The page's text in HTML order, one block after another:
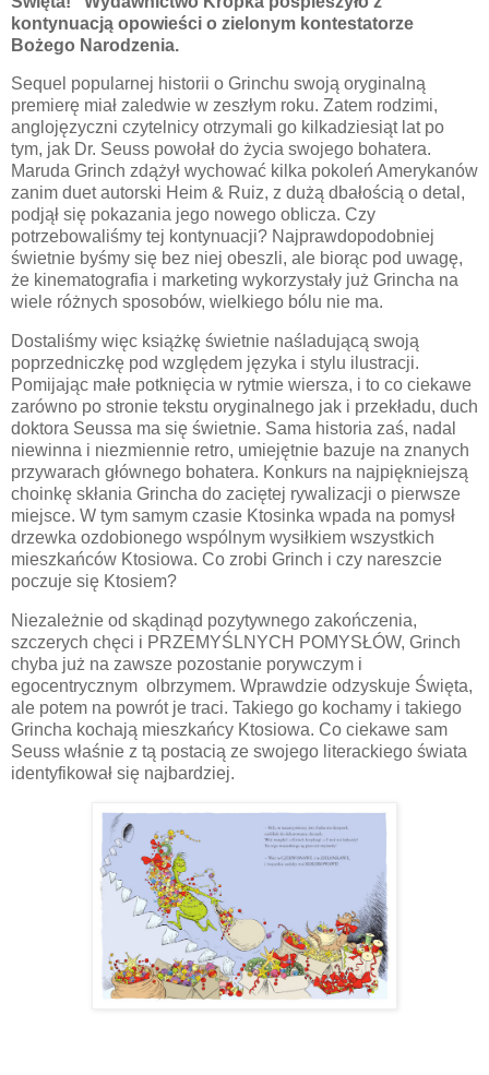
kontynuacją opowieści o zielonym kontestatorze
Bożego Narodzenia.
Sequel popularnej historii o Grinchu swoją oryginalną
premierę miał zaledwie w zeszłym roku. Zatem rodzimi,
anglojęzyczni czytelnicy otrzymali go kilkadziesiąt lat po
tym, jak Dr. Seuss powołał do życia swojego bohatera.
Maruda Grinch zdążył wychować kilka pokoleń Amerykanów
zanim duet autorski Heim & Ruiz, z dużą dbałością o detal,
podjął się pokazania jego nowego oblicza. Czy
potrzebowaliśmy tej kontynuacji? Najprawdopodobniej
świetnie byśmy się bez niej obeszli, ale biorąc pod uwagę,
że kinematografia i marketing wykorzystały już Grincha na
wiele różnych sposobów, wielkiego bólu nie ma.
Dostaliśmy więc książkę świetnie naśladującą swoją
poprzedniczkę pod względem języka i stylu ilustracji.
Pomijając małe potknięcia w rytmie wiersza, i to co ciekawe
zarówno po stronie tekstu oryginalnego jak i przekładu, duch
doktora Seussa ma się świetnie. Sama historia zaś, nadal
niewinna i niezmiennie retro, umiejętnie bazuje na znanych
przywarach głównego bohatera. Konkurs na najpiękniejszą
choinkę skłania Grincha do zaciętej rywalizacji o pierwsze
miejsce. W tym samym czasie Ktosinka wpada na pomysł
drzewka ozdobionego wspólnym wysiłkiem wszystkich
mieszkańców Ktosiowa. Co zrobi Grinch i czy nareszcie
poczuje się Ktosiem?
Niezależnie od skądinąd pozytywnego zakończenia,
szczerych chęci i PRZEMYŚLNYCH POMYSŁÓW, Grinch
chyba już na zawsze pozostanie porywczym i
egocentrycznym olbrzymem. Wprawdzie odzyskuje Święta,
ale potem na powrót je traci. Takiego go kochamy i takiego
Grincha kochają mieszkańcy Ktosiowa. Co ciekawe sam
Seuss właśnie z tą postacią ze swojego literackiego świata
identyfikował się najbardziej.